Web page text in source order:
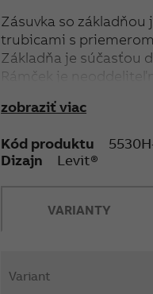
Zásuvka so
trubicami s
Základňa je súčasťou
Rámček je
Horizontálna os
zobraziť viac
Kód produktu
Dizajn
Levit®
VARIANTY
Variant